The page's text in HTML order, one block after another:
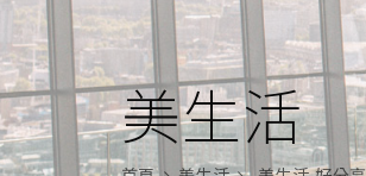
美生活